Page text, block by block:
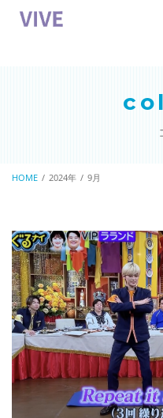
サービスについて
パーソナルトレー
営業関係はメ
090-
メー
HOME 2024年 9月